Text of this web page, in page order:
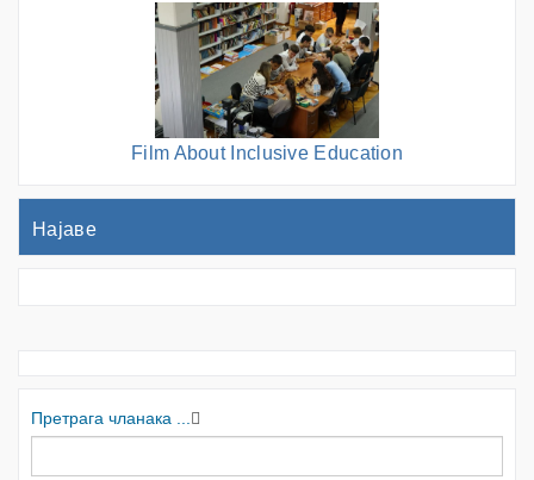
Film About Inclusive Education
Најаве
Претрага чланака ...